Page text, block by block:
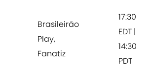
Brasileirão
Play,
Fanatiz
17:30
EDT |
14:30
PDT